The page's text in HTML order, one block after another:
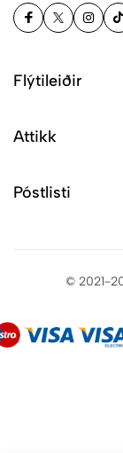
Flýtileiðir
Attikk
Póstlisti
© 2021-